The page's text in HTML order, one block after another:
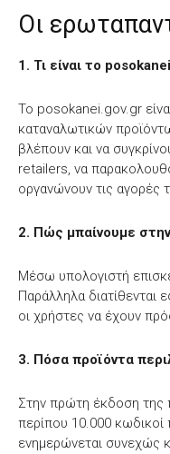
Οι
1. Τι είναι το
Το posokanei.gov.gr
καταναλωτικών
βλέπουν και να
retailers, να
οργανώνουν τις αγορές
2. Πώς μπαίνουμε
Μέσω υπολογιστή
Παράλληλα διατίθενται
οι χρήστες να έχουν
3. Πόσα προϊόντα
Στην πρώτη έκδοση της
περίπου 10.000
ενημερώνεται συνεχώς